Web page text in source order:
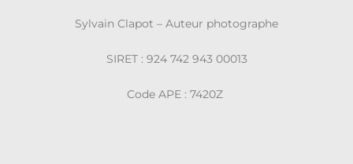
Sylvain Clapot – Auteur photographe
SIRET : 924 742 943 00013
Code APE : 7420Z